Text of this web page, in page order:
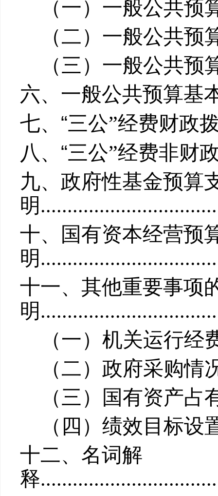
（一）一般公共
（二）一般公共
（三）一般公共
六、一般公共预算基
七、 “三公”经费财政
八 、 “三公”经费非财
九、政府性基金预算
明
十、国有资本经营预
明
十一、其他重要事项
明
（一）机关运行经
（二）政府采购情
（三）国有资产占
（四）绩效目标设
十二、名词解
释